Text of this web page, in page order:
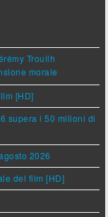
Trouilh
morale
[HD]
supera i 50 milioni di
2026
del film [HD]